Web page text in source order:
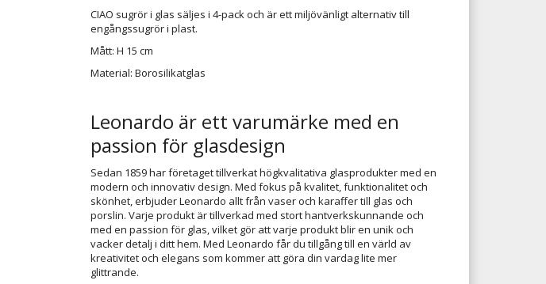
CIAO sugrör i glas säljes i 4-pack och är ett miljövänligt alternativ till
engångssugrör i plast.
Mått: H 15 cm
Material: Borosilikatglas
Leonardo är ett varumärke med en
passion för glasdesign
Sedan 1859 har företaget tillverkat högkvalitativa glasprodukter med en
modern och innovativ design. Med fokus på kvalitet, funktionalitet och
skönhet, erbjuder Leonardo allt från vaser och karaffer till glas och
porslin. Varje produkt är tillverkad med stort hantverkskunnande och
med en passion för glas, vilket gör att varje produkt blir en unik och
vacker detalj i ditt hem. Med Leonardo får du tillgång till en värld av
kreativitet och elegans som kommer att göra din vardag lite mer
glittrande.